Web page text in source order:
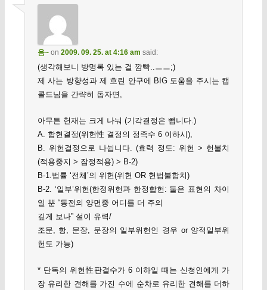
음~on 2009. 09. 25. at 4:16 am said:
(생각해보니 방명록 있는 걸 깜빡..ㅡㅡ;)
제 사는 방향성과 제 흐린 안구에 BIG 도움을 주시는 캡
콜드님을 간략히 돕자면,
아무튼 헌재는 크게 나눠 (기각결정은 뺍니다.)
A. 합헌결정(위헌性 결정의 정족수 6 이하시),
B. 위헌결정으로 나뉩니다. (효력 정도: 위헌 > 헌불치
(적용중지 > 잠정적용) > B-2)
B-1.법률 ‘전체’의 위헌(위헌 OR 헌법불합치)
B-2. ‘일부’위헌(한정위헌과 한정합헌: 둘은 표현의 차이
일 뿐 “동전의 양면중 어디를 더 주의
깊게 보나” 설이 유력/
조문, 항, 문장, 문장의 일부위헌인 경우 or 양적일부위
헌도 가능)
* 단독의 위헌性판결수가 6 이하일 때는 신청인에게 가
장 유리한 견해를 가진 수에 순차로 유리한 견해를 더하